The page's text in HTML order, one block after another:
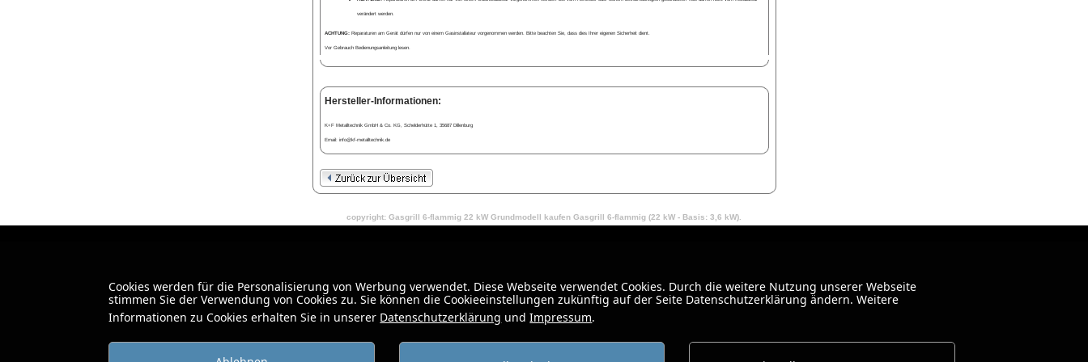
verändert werden.
ACHTUNG:Reparaturen am Gerät dürfen nur von einem Gasinstallateur vorgenommen werden. Bitte beachten Sie, dass dies Ihrer eigenen Sicherheit dient.
Vor Gebrauch Bedienungsanleitung lesen.
Hersteller-Informationen:
K+F Metalltechnik GmbH & Co. KG, Schelderhütte 1, 35687 Dillenburg
Email: info@kf-metalltechnik.de
copyright: Gasgrill 6-flammig 22 kW Grundmodell kaufen Gasgrill 6-flammig (22 kW - Basis: 3,6 kW).
Cookies werden für die Personalisierung von Werbung verwendet. Diese Webseite verwendet Cookies. Durch die weitere Nutzung unserer Webseite
stimmen Sie der Verwendung von Cookies zu. Sie können die Cookieeinstellungen zukünftig auf der Seite Datenschutzerklärung ändern. Weitere
Informationen zu Cookies erhalten Sie in unserer Datenschutzerklärung undImpressum.